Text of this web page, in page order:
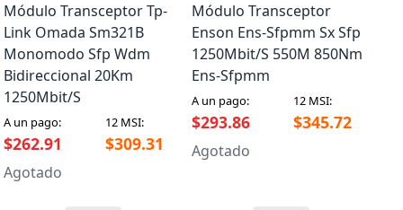
Módulo Transceptor Tp-
Link Omada Sm321B
Monomodo Sfp Wdm
Bidireccional 20Km
1250Mbit/S
A un pago: 12 MSI:
$262.91 $309.31
Agotado
Módulo Transceptor
Enson Ens-Sfpmm Sx Sfp
1250Mbit/S 550M 850Nm
Ens-Sfpmm
A un pago: 12 MSI:
$293.86 $345.72
Agotado